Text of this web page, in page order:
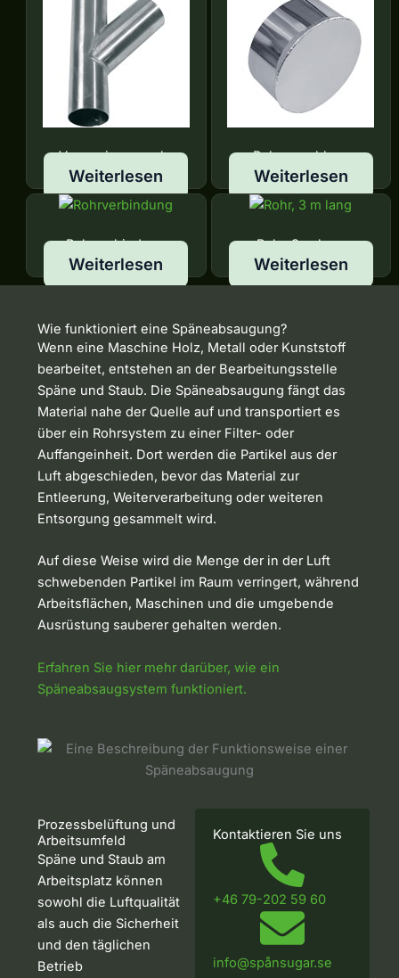
Verzweigungsrohr
Weiterlesen
Rohrverschluss
Weiterlesen
Rohrverbindung
Weiterlesen
Rohr, 3 m lang
Weiterlesen
Wie funktioniert eine Späneabsaugung?
Wenn eine Maschine Holz, Metall oder Kunststoff
bearbeitet, entstehen an der Bearbeitungsstelle
Späne und Staub. Die Späneabsaugung fängt das
Material nahe der Quelle auf und transportiert es
über ein Rohrsystem zu einer Filter- oder
Auffangeinheit. Dort werden die Partikel aus der
Luft abgeschieden, bevor das Material zur
Entleerung, Weiterverarbeitung oder weiteren
Entsorgung gesammelt wird.
Auf diese Weise wird die Menge der in der Luft
schwebenden Partikel im Raum verringert, während
Arbeitsflächen, Maschinen und die umgebende
Ausrüstung sauberer gehalten werden.
Erfahren Sie hier mehr darüber, wie ein
Späneabsaugsystem funktioniert.
Prozessbelüftung und
Arbeitsumfeld
Späne und Staub am
Arbeitsplatz können
sowohl die Luftqualität
als auch die Sicherheit
und den täglichen
Betrieb
Kontaktieren Sie uns
+46 79-202 59 60
info@spånsugar.se